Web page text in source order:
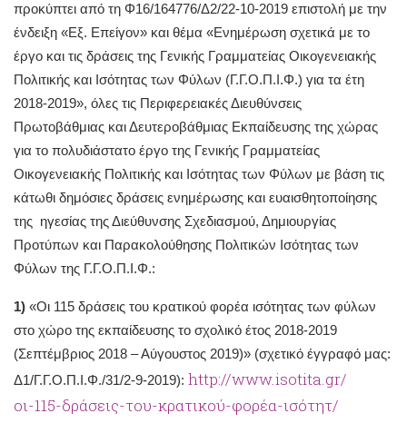
προκύπτει από τη Φ16/164776/Δ2/22-10-2019 επιστολή με την
ένδειξη «Εξ. Επείγον» και θέμα «Ενημέρωση σχετικά με το
έργο και τις δράσεις της Γενικής Γραμματείας Οικογενειακής
Πολιτικής και Ισότητας των Φύλων (Γ.Γ.Ο.Π.Ι.Φ.) για τα έτη
2018-2019», όλες τις Περιφερειακές Διευθύνσεις
Πρωτοβάθμιας και Δευτεροβάθμιας Εκπαίδευσης της χώρας
για το πολυδιάστατο έργο της Γενικής Γραμματείας
Οικογενειακής Πολιτικής και Ισότητας των Φύλων με βάση τις
κάτωθι δημόσιες δράσεις ενημέρωσης και ευαισθητοποίησης
της ηγεσίας της Διεύθυνσης Σχεδιασμού, Δημιουργίας
Προτύπων και Παρακολούθησης Πολιτικών Ισότητας των
Φύλων της Γ.Γ.Ο.Π.Ι.Φ.:
1) «Οι 115 δράσεις του κρατικού φορέα ισότητας των φύλων
στο χώρο της εκπαίδευσης το σχολικό έτος 2018-2019
(Σεπτέμβριος 2018 – Αύγουστος 2019)» (σχετικό έγγραφό μας:
Δ1/Γ.Γ.Ο.Π.Ι.Φ./31/2-9-2019): http://www.isotita.gr/
οι-115-δράσεις-του-κρατικού-φορέα-ισότητ/